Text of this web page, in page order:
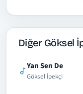
Diğer Göksel
Yan Sen De
Göksel İpekçi